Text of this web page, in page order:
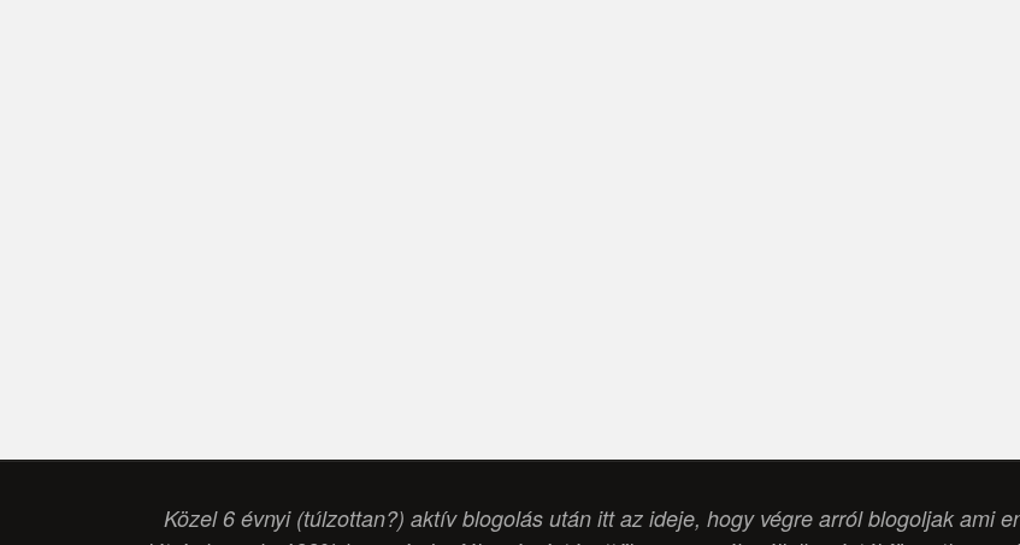
Közel 6 évnyi (túlzottan?) aktív blogolás után itt az ideje, hogy végre arról blogoljak ami